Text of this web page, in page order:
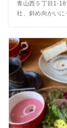
青山西５丁目1-
社、斜め向かいに